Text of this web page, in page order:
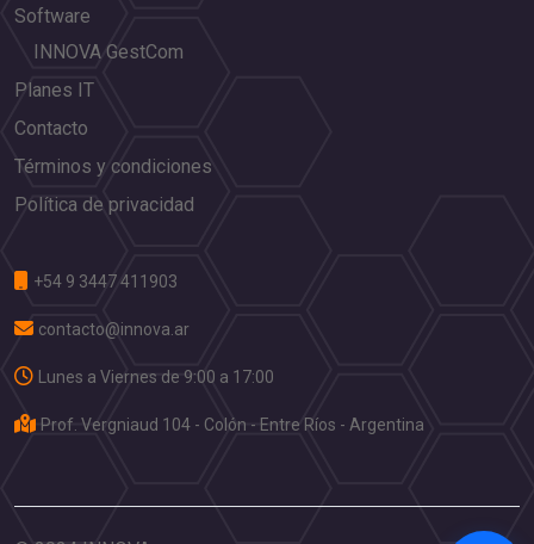
Software
INNOVA GestCom
Planes IT
Contacto
Términos y condiciones
Política de privacidad
+54 9 3447 411903
contacto@innova.ar
Lunes a Viernes de 9:00 a 17:00
Prof. Vergniaud 104 - Colón - Entre Ríos - Argentina